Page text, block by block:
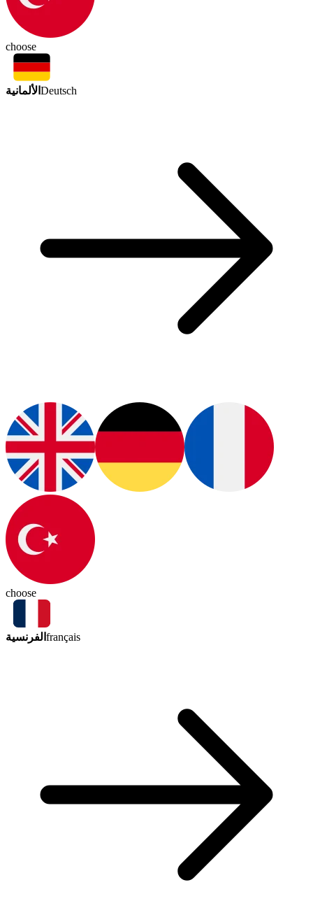
choose
الألمانية Deutsch
choose
الفرنسية français